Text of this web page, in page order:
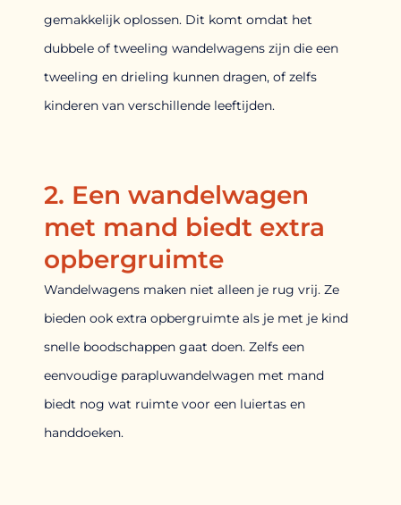
gemakkelijk oplossen. Dit komt omdat het
dubbele of tweeling wandelwagens zijn die een
tweeling en drieling kunnen dragen, of zelfs
kinderen van verschillende leeftijden.
2. Een wandelwagen
met mand biedt extra
opbergruimte
Wandelwagens maken niet alleen je rug vrij. Ze
bieden ook extra opbergruimte als je met je kind
snelle boodschappen gaat doen. Zelfs een
eenvoudige parapluwandelwagen met mand
biedt nog wat ruimte voor een luiertas en
handdoeken.